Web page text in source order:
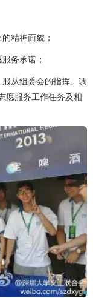
精神面貌；
务承诺；
从组委会的指挥、调
愿服务工作任务及相